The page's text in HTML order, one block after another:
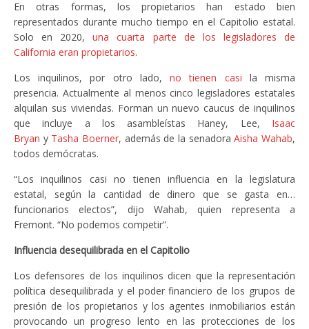
En otras formas, los propietarios han estado bien
representados durante mucho tiempo en el Capitolio estatal.
Solo en 2020,una cuarta parte de los legisladores de
California eran propietarios.
Los inquilinos, por otro lado,no tienen casi la misma
presencia. Actualmente al menos cinco legisladores estatales
alquilan sus viviendas. Forman un nuevo caucus de inquilinos
que incluye a los asambleístas Haney, Lee, Isaac
Bryan y Tasha Boerner, además de la senadoraAisha Wahab,
todos demócratas.
“Los inquilinos casi no tienen influencia en la legislatura
estatal, según la cantidad de dinero que se gasta en…
funcionarios electos”, dijo Wahab, quien representa a
Fremont. “No podemos competir”.
Influencia desequilibrada en el Capitolio
Los defensores de los inquilinos dicen que la representación
política desequilibrada y el poder financiero de los grupos de
presión de los propietarios y los agentes inmobiliarios están
provocando un progreso lento en las protecciones de los